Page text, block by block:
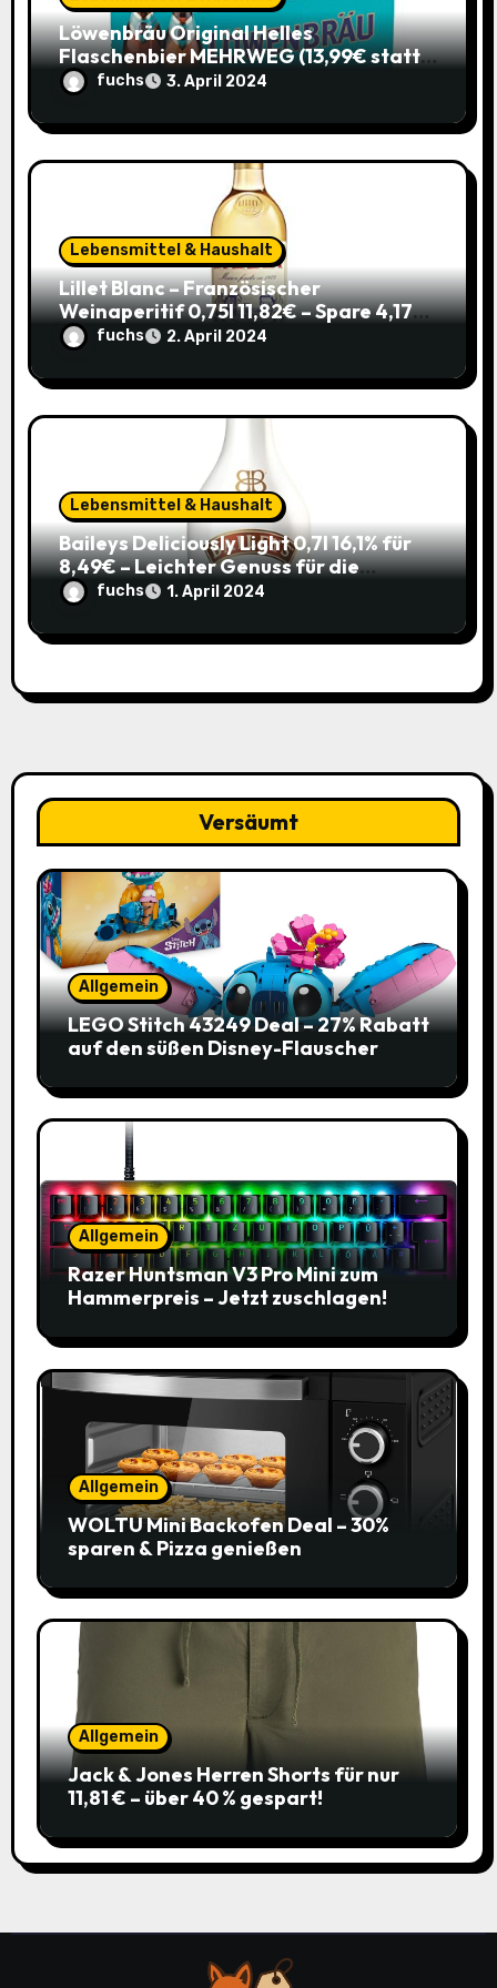
nLöwenbräu Original Helles
Flaschenbier MEHRWEG (13,99€ statt
17,49€) – Ein typisches Münchner
Original zum Sparpreis
fuchs 3. April 2024
Lebensmittel & Haushalt
Lillet Blanc – Französischer
Weinaperitif 0,75l 11,82€ – Spare 4,17€
im Sparabo
fuchs 2. April 2024
Lebensmittel & Haushalt
Baileys Deliciously Light 0,7l 16,1% für
8,49€ – Leichter Genuss für die
Sommerparty (ehem. 14,99€)
fuchs 1. April 2024
Versäumt
Allgemein
LEGO Stitch 43249 Deal – 27% Rabatt
auf den süßen Disney-Flauscher
Allgemein
Razer Huntsman V3 Pro Mini zum
Hammerpreis – Jetzt zuschlagen!
Allgemein
WOLTU Mini Backofen Deal – 30%
sparen & Pizza genießen
Allgemein
Jack & Jones Herren Shorts für nur
11,81 € – über 40 % gespart!